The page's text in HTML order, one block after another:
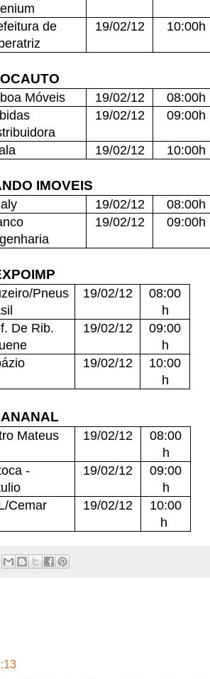
de
19/02/12 10:00h
Móveis 19/02/12
08:00h
19/02/12 09:00h
19/02/12 10:00h
IMOVEIS
19/02/12
08:00h
19/02/12 09:00h
Pneus
19/02/12
08:00
h
De Rib.
19/02/12
09:00
h
19/02/12
10:00
h
Mateus 19/02/12
08:00
h
-
19/02/12
09:00
h
Cemar 19/02/12
10:00
h